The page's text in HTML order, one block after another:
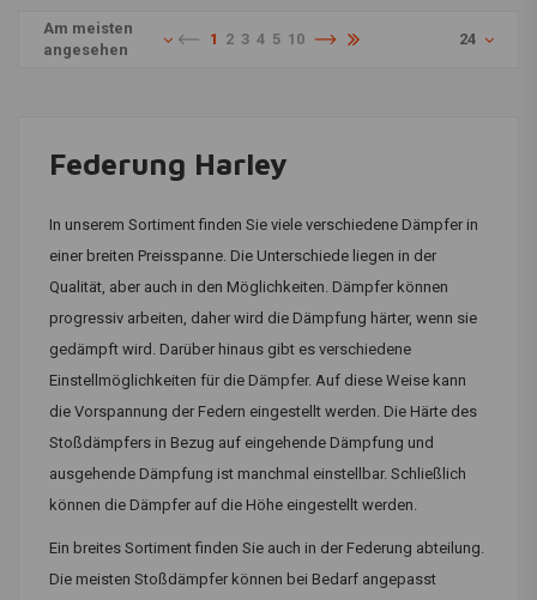
Am meisten
angesehen
1 2 3 4 5 10 24
Federung Harley
In unserem Sortiment finden Sie viele verschiedene Dämpfer in
einer breiten Preisspanne. Die Unterschiede liegen in der
Qualität, aber auch in den Möglichkeiten. Dämpfer können
progressiv arbeiten, daher wird die Dämpfung härter, wenn sie
gedämpft wird. Darüber hinaus gibt es verschiedene
Einstellmöglichkeiten für die Dämpfer. Auf diese Weise kann
die Vorspannung der Federn eingestellt werden. Die Härte des
Stoßdämpfers in Bezug auf eingehende Dämpfung und
ausgehende Dämpfung ist manchmal einstellbar. Schließlich
können die Dämpfer auf die Höhe eingestellt werden.
Ein breites Sortiment finden Sie auch in der Federung abteilung.
Die meisten Stoßdämpfer können bei Bedarf angepasst